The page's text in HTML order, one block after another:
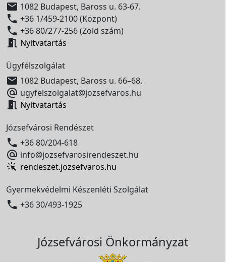
 1082 Budapest, Baross u. 63-67.
 +36 1/459-2100 (Központ)
 +36 80/277-256 (Zöld szám)
 Nyitvatartás
Ügyfélszolgálat
 1082 Budapest, Baross u. 66–68.
 ugyfelszolgalat@jozsefvaros.hu
 Nyitvatartás
Józsefvárosi Rendészet
 +36 80/204-618
 info@jozsefvarosirendeszet.hu
rendeszet.jozsefvaros.hu
Gyermekvédelmi Készenléti Szolgálat
 +36 30/493-1925
Józsefvárosi Önkormányzat